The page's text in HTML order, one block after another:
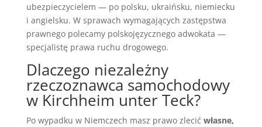
ubezpieczycielem — po polsku, ukraińsku, niemiecku
i angielsku. W sprawach wymagających zastępstwa
prawnego polecamy polskojęzycznego adwokata —
specjalistę prawa ruchu drogowego.
Dlaczego niezależny
rzeczoznawca samochodowy
w Kirchheim unter Teck?
Po wypadku w Niemczech masz prawo zlecić własne,